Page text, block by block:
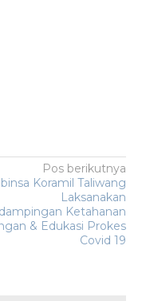
Pos berikutnya
Koramil Taliwang
Laksanakan
Ketahanan
& Edukasi Prokes
Covid 19